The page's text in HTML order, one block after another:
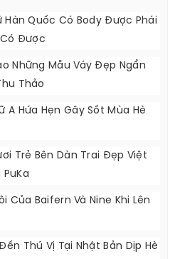
Hàn Quốc Có Body Được Phái
Có Được
Những Mẫu Váy Đẹp Ngẩn
Thảo
A Hứa Hẹn Gây Sốt Mùa Hè
Trẻ Bên Dàn Trai Đẹp Việt
Của Baifern Và Nine Khi Lên
Thú Vị Tại Nhật Bản Dịp Hè